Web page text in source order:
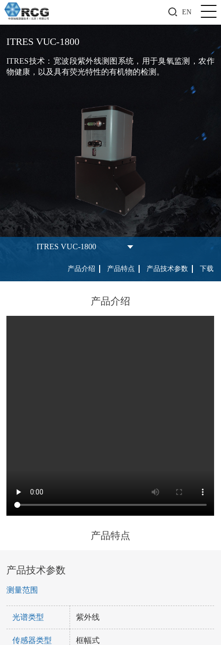
EN
ITRES VUC-1800
ITRES技术：宽波段紫外线测图系统，用于臭氧监测，农作
物健康，以及具有荧光特性的有机物的检测。
ITRES VUC-1800
产品介绍 产品特点 产品技术参数 下载
产品介绍
产品特点
产品技术参数
测量范围
光谱类型 紫外线
传感器类型 框幅式